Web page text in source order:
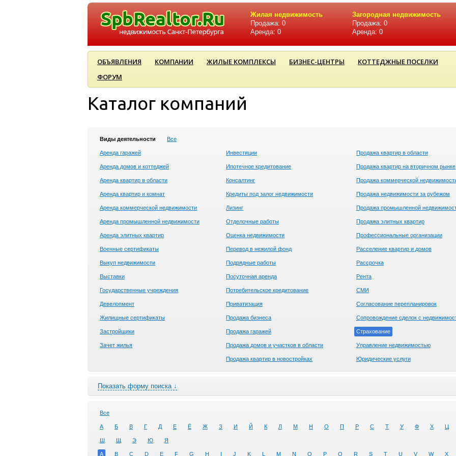
Жилая недвижимость
Продажа: 0
Аренда: 0
Загородная недвижимость
Продажа: 0
Аренда: 0
ОБЪЯВЛЕНИЯ КОМПАНИИ ЖИЛЫЕ КОМПЛЕКСЫ БИЗНЕС-ЦЕНТРЫ
КОТТЕДЖНЫЕ ПОСЕЛКИ
ФОРУМ
Каталог компаний
Виды деятельности Все
Аренда гаражей
Аренда домов и коттеджей
Аренда квартир в области
Аренда квартир и комнат
Аренда коммерческой недвижимости
Аренда промышленной недвижимости
Аренда элитных квартир
Военные сертификаты
Выкуп недвижимости
Выставки
Государственные учреждения
Девелопмент
Жилищные сертификаты
Застройщики
Зачет жилья
Инвестиции
Ипотечное кредитование
Консалтинг
Кредиты под залог недвижимости
Лизинг
Отделочные работы
Оценка недвижимости
Перевод в нежилой фонд
Подрядные работы
Посуточная аренда
Потребительское кредитование
Приватизация
Продажа бизнеса
Продажа гаражей
Продажа домов и участков в области
Продажа квартир в новостройках
Продажа квартир в области
Продажа квартир на вторичном рынке
Продажа коммерческой
Продажа недвижимости за рубежом
Продажа промышленной
Продажа элитных квартир
Профессиональные организации
Расселение квартир и домов
Рассрочка
Рента
СМИ
Согласование перепланировок
Сопровождение сделок с
Страхование
Управление недвижимостью
Юридические услуги
Показать форму поиска ↓
Все
А Б В Г Д Е Ё Ж З И Й К Л М Н О П Р С Т У Ф Х Ц
Ш Щ Э Ю Я
A B C D E F G H I J K L M N O P Q R S T U V W X